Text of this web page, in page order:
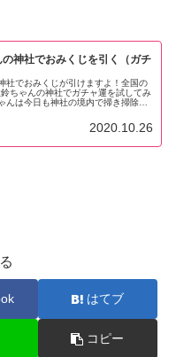
神社でおみくじを引く（ガチ
社でおみくじが引けますよ！全国の
ちゃんの神社でガチャ運を試してみ
んは今日も神社の境内で掃き掃除を
2020.10.26
はてブ
コピー